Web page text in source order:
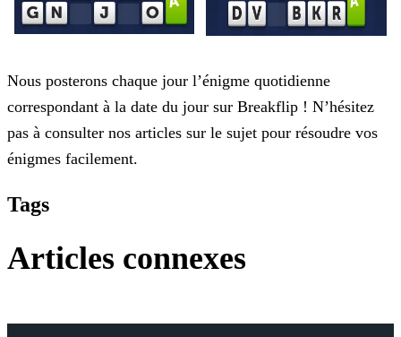
Nous posterons chaque jour l’énigme quotidienne
correspondant à la date du jour sur Breakflip ! N’hésitez
pas à consulter nos articles sur le sujet pour résoudre vos
énigmes facilement.
Tags
Articles connexes